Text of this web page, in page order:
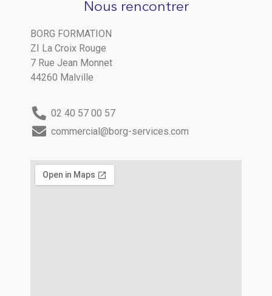
Nous rencontrer
BORG FORMATION
ZI La Croix Rouge
7 Rue Jean Monnet
44260 Malville
02 40 57 00 57
commercial@borg-services.com